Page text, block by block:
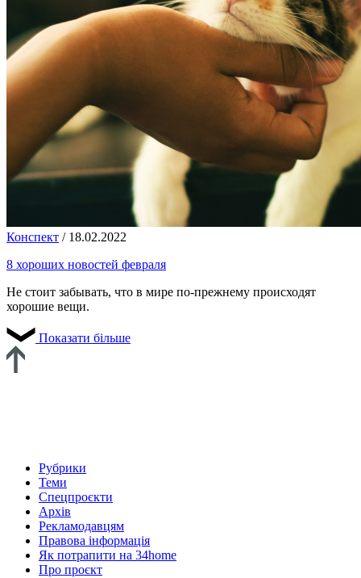
Конспект / 18.02.2022
8 хороших новостей февраля
Не стоит забывать, что в мире по-прежнему происходят
хорошие вещи.
Показати більше
Рубрики
Теми
Спецпроєкти
Архів
Рекламодавцям
Правова інформація
Як потрапити на 34home
Про проєкт